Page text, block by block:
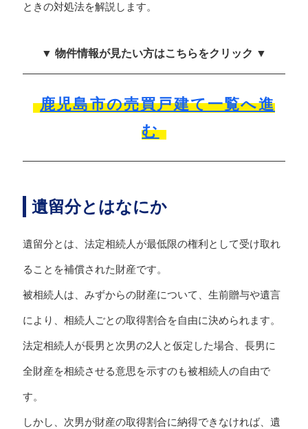
ときの対処法を解説します。
▼ 物件情報が見たい方はこちらをクリック ▼
鹿児島市の売買戸建て一覧へ進
む
遺留分とはなにか
遺留分とは、法定相続人が最低限の権利として受け取れ
ることを補償された財産です。
被相続人は、みずからの財産について、生前贈与や遺言
により、相続人ごとの取得割合を自由に決められます。
法定相続人が長男と次男の2人と仮定した場合、長男に
全財産を相続させる意思を示すのも被相続人の自由で
す。
しかし、次男が財産の取得割合に納得できなければ、遺